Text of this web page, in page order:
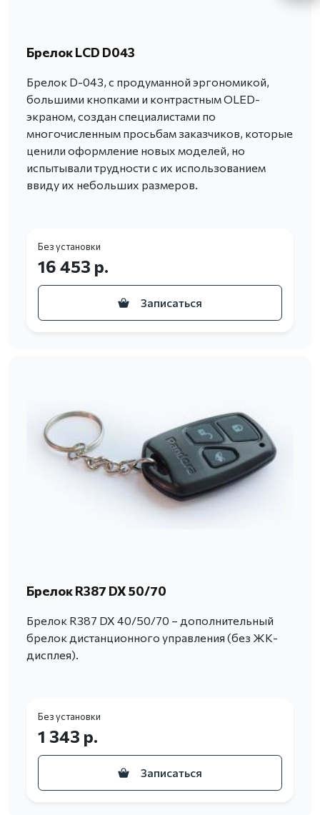
Брелок LCD D043
Брелок D-043, с продуманной эргономикой,
большими кнопками и контрастным OLED-
экраном, создан специалистами по
многочисленным просьбам заказчиков, которые
ценили оформление новых моделей, но
испытывали трудности с их использованием
ввиду их небольших размеров.
Без установки
16 453 р.
Записаться
Брелок R387 DX 50/70
Брелок R387 DX 40/50/70 – дополнительный
брелок дистанционного управления (без ЖК-
дисплея).
Без установки
1 343 р.
Записаться